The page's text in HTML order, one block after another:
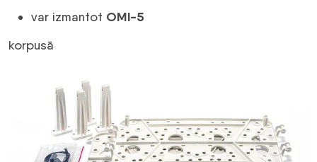
var izmantot OMI-5
korpusā